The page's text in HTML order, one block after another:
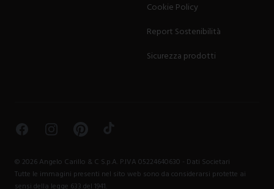
Cookie Policy
Report Sostenibilità
Sicurezza prodotti
FacebookInstagramPinterestTikTok
© 2026 Angelo Carillo & C S.p.A. P.IVA 05224640630 - Dati Societari
Tutte le immagini presenti nel sito web sono da considerarsi protette ai
sensi della legge 633 del 1941.